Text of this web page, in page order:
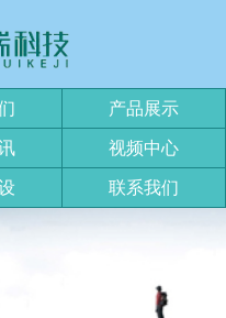
产品展示
视频中心
联系我们